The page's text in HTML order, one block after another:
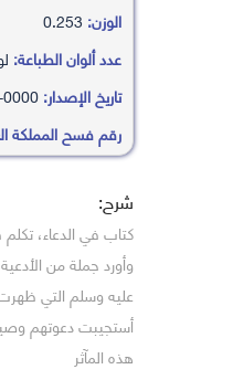
الوزن:
عدد ألوان الطباعة:
تاريخ الإصدار:
رقم فسح المملكة
شرح:
كتاب في الدعاء،
وأورد جملة من
عليه وسلم التي ظهرت
أستجيبت دعوتهم
هذه المآثر